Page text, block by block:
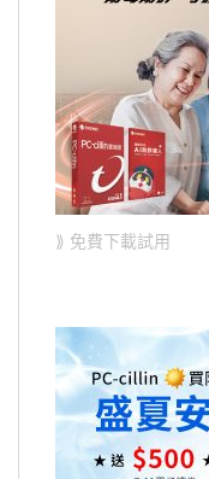
⟫ 免費下載試用